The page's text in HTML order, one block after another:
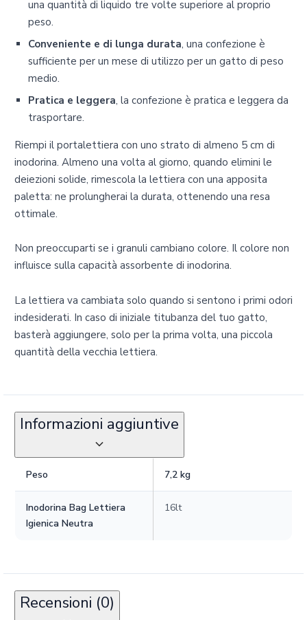
una quantità di liquido tre volte superiore al proprio
peso.
Conveniente e di lunga durata, una confezione è
sufficiente per un mese di utilizzo per un gatto di peso
medio.
Pratica e leggera, la confezione è pratica e leggera da
trasportare.
Riempi il portalettiera con uno strato di almeno 5 cm di
inodorina. Almeno una volta al giorno, quando elimini le
deiezioni solide, rimescola la lettiera con una apposita
paletta: ne prolungherai la durata, ottenendo una resa
ottimale.
Non preoccuparti se i granuli cambiano colore. Il colore non
influisce sulla capacità assorbente di inodorina.
La lettiera va cambiata solo quando si sentono i primi odori
indesiderati. In caso di iniziale titubanza del tuo gatto,
basterà aggiungere, solo per la prima volta, una piccola
quantità della vecchia lettiera.
Informazioni aggiuntive
Peso 7,2 kg
Inodorina Bag Lettiera
Igienica Neutra
16lt
Recensioni (0)